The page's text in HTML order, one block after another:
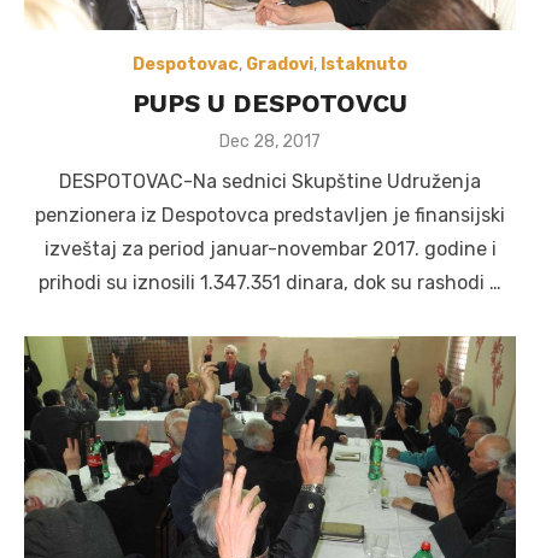
Despotovac, Gradovi, Istaknuto
PUPS U DESPOTOVCU
Posted
Dec 28, 2017
DESPOTOVAC-Na sednici Skupštine Udruženja
penzionera iz Despotovca predstavljen je finansijski
izveštaj za period januar-novembar 2017. godine i
prihodi su iznosili 1.347.351 dinara, dok su rashodi …